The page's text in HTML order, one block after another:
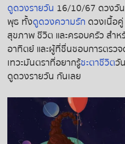
ถ่ายทอดสดหวยธกส.
ถ่ายทอดสดหวยลาว
ถ่ายทอดสดหวยลาว ซุปเปอร์
ถ่ายทอดสดหวยฮานอย
ถ่ายทอดสดหวยฮานอยพิเศษ
ดูดวงรายวัน 16/10/67 ดวงวั
พุธ ทั้งดูดวงความรัก ดวงเนื้อ
สุขภาพ ชีวิต และครอบครัว สำ
อาทิตย์ และผู้ที่ชื่นชอบการตรว
เทวะมันตราที่อยากรู้ชะตาชีวิตวั
ดูดวงรายวัน กันเลย